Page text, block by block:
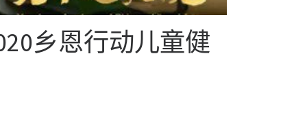
乡恩行动儿童健